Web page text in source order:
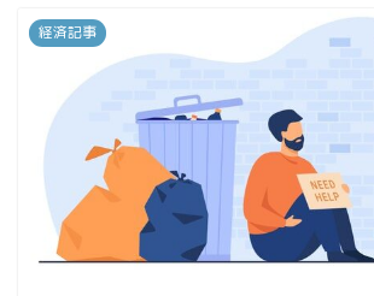
経済記事